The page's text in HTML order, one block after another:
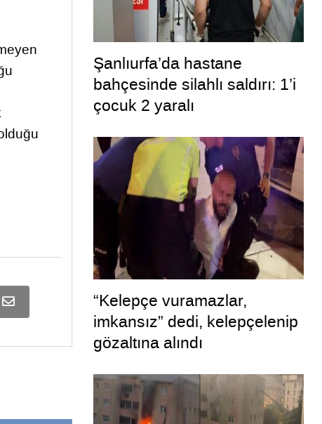
Şanlıurfa’da hastane
bahçesinde silahlı saldırı: 1’i
çocuk 2 yaralı
“Kelepçe vuramazlar,
imkansız” dedi, kelepçelenip
gözaltına alındı